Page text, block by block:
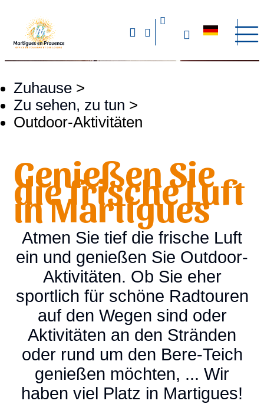
Zuhause >
Zu sehen, zu tun >
Outdoor-Aktivitäten
Genießen Sie
die frische Luft
in Martigues
Atmen Sie tief die frische Luft
ein und genießen Sie Outdoor-
Aktivitäten. Ob Sie eher
sportlich für schöne Radtouren
auf den Wegen sind oder
Aktivitäten an den Stränden
oder rund um den Bere-Teich
genießen möchten, ... Wir
haben viel Platz in Martigues!